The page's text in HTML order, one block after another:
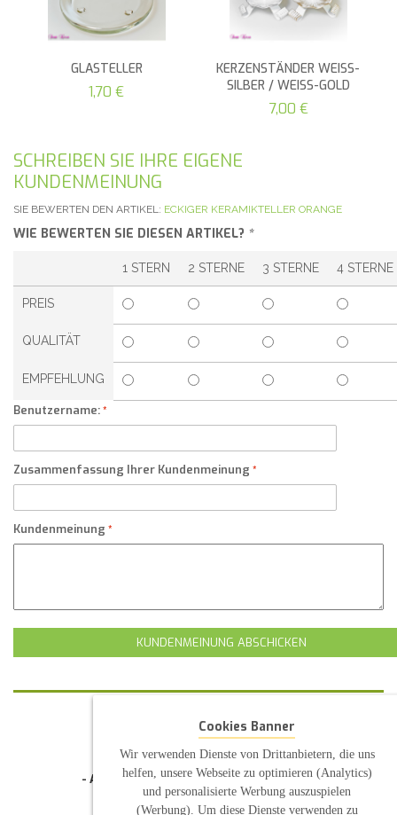
GLASTELLER
1,70 €
KERZENSTÄNDER WEISS-
SILBER / WEISS-GOLD
7,00 €
SCHREIBEN SIE IHRE EIGENE
KUNDENMEINUNG
SIE BEWERTEN DEN ARTIKEL: ECKIGER KERAMIKTELLER ORANGE
WIE BEWERTEN SIE DIESEN ARTIKEL? *
1 STERN 2 STERNE 3 STERNE 4 STERNE
PREIS
QUALITÄT
EMPFEHLUNG
Benutzername:
Zusammenfassung Ihrer Kundenmeinung
Kundenmeinung
KUNDENMEINUNG ABSCHICKEN
KONTAKT
INFORMATION
- Allgemeine Geschäftsbedingung (AGB)
- Widerrufsbelehrung
- Datenschutzerklärung
Cookies Banner
Wir verwenden Dienste von Drittanbietern, die uns
helfen, unsere Webseite zu optimieren (Analytics)
und personalisierte Werbung auszuspielen
(Werbung). Um diese Dienste verwenden zu